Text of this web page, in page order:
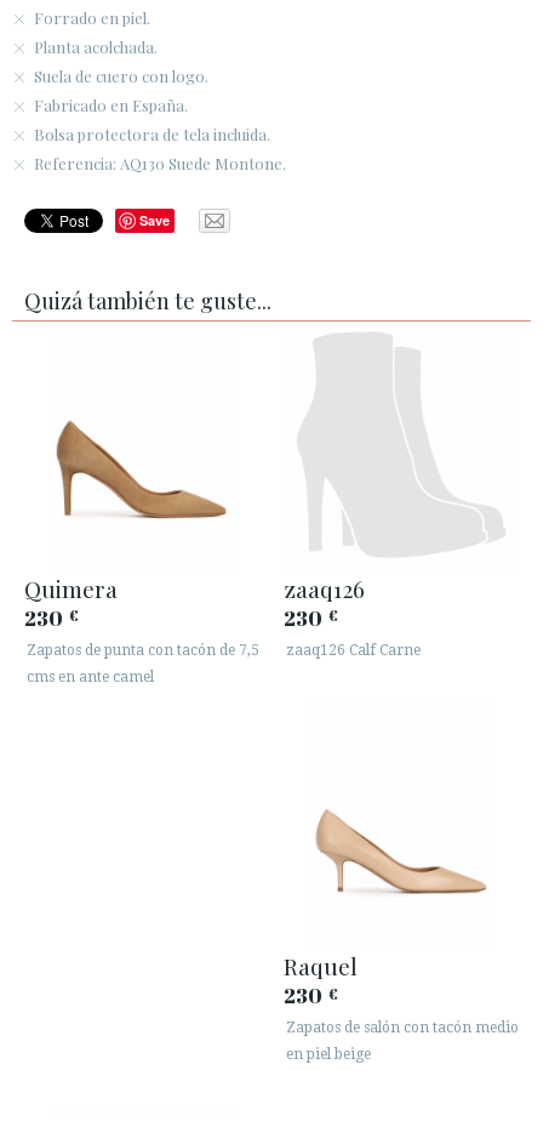
Forrado en piel.
Planta acolchada.
Suela de cuero con logo.
Fabricado en España.
Bolsa protectora de tela incluida.
Referencia: AQ130 Suede Montone.
Save
Quizá también te guste...
Quimera
230 €
Zapatos de punta con tacón de 7,5
cms en ante camel
zaaq126
230 €
zaaq126 Calf Carne
Raquel
230 €
Zapatos de salón con tacón medio
en piel beige